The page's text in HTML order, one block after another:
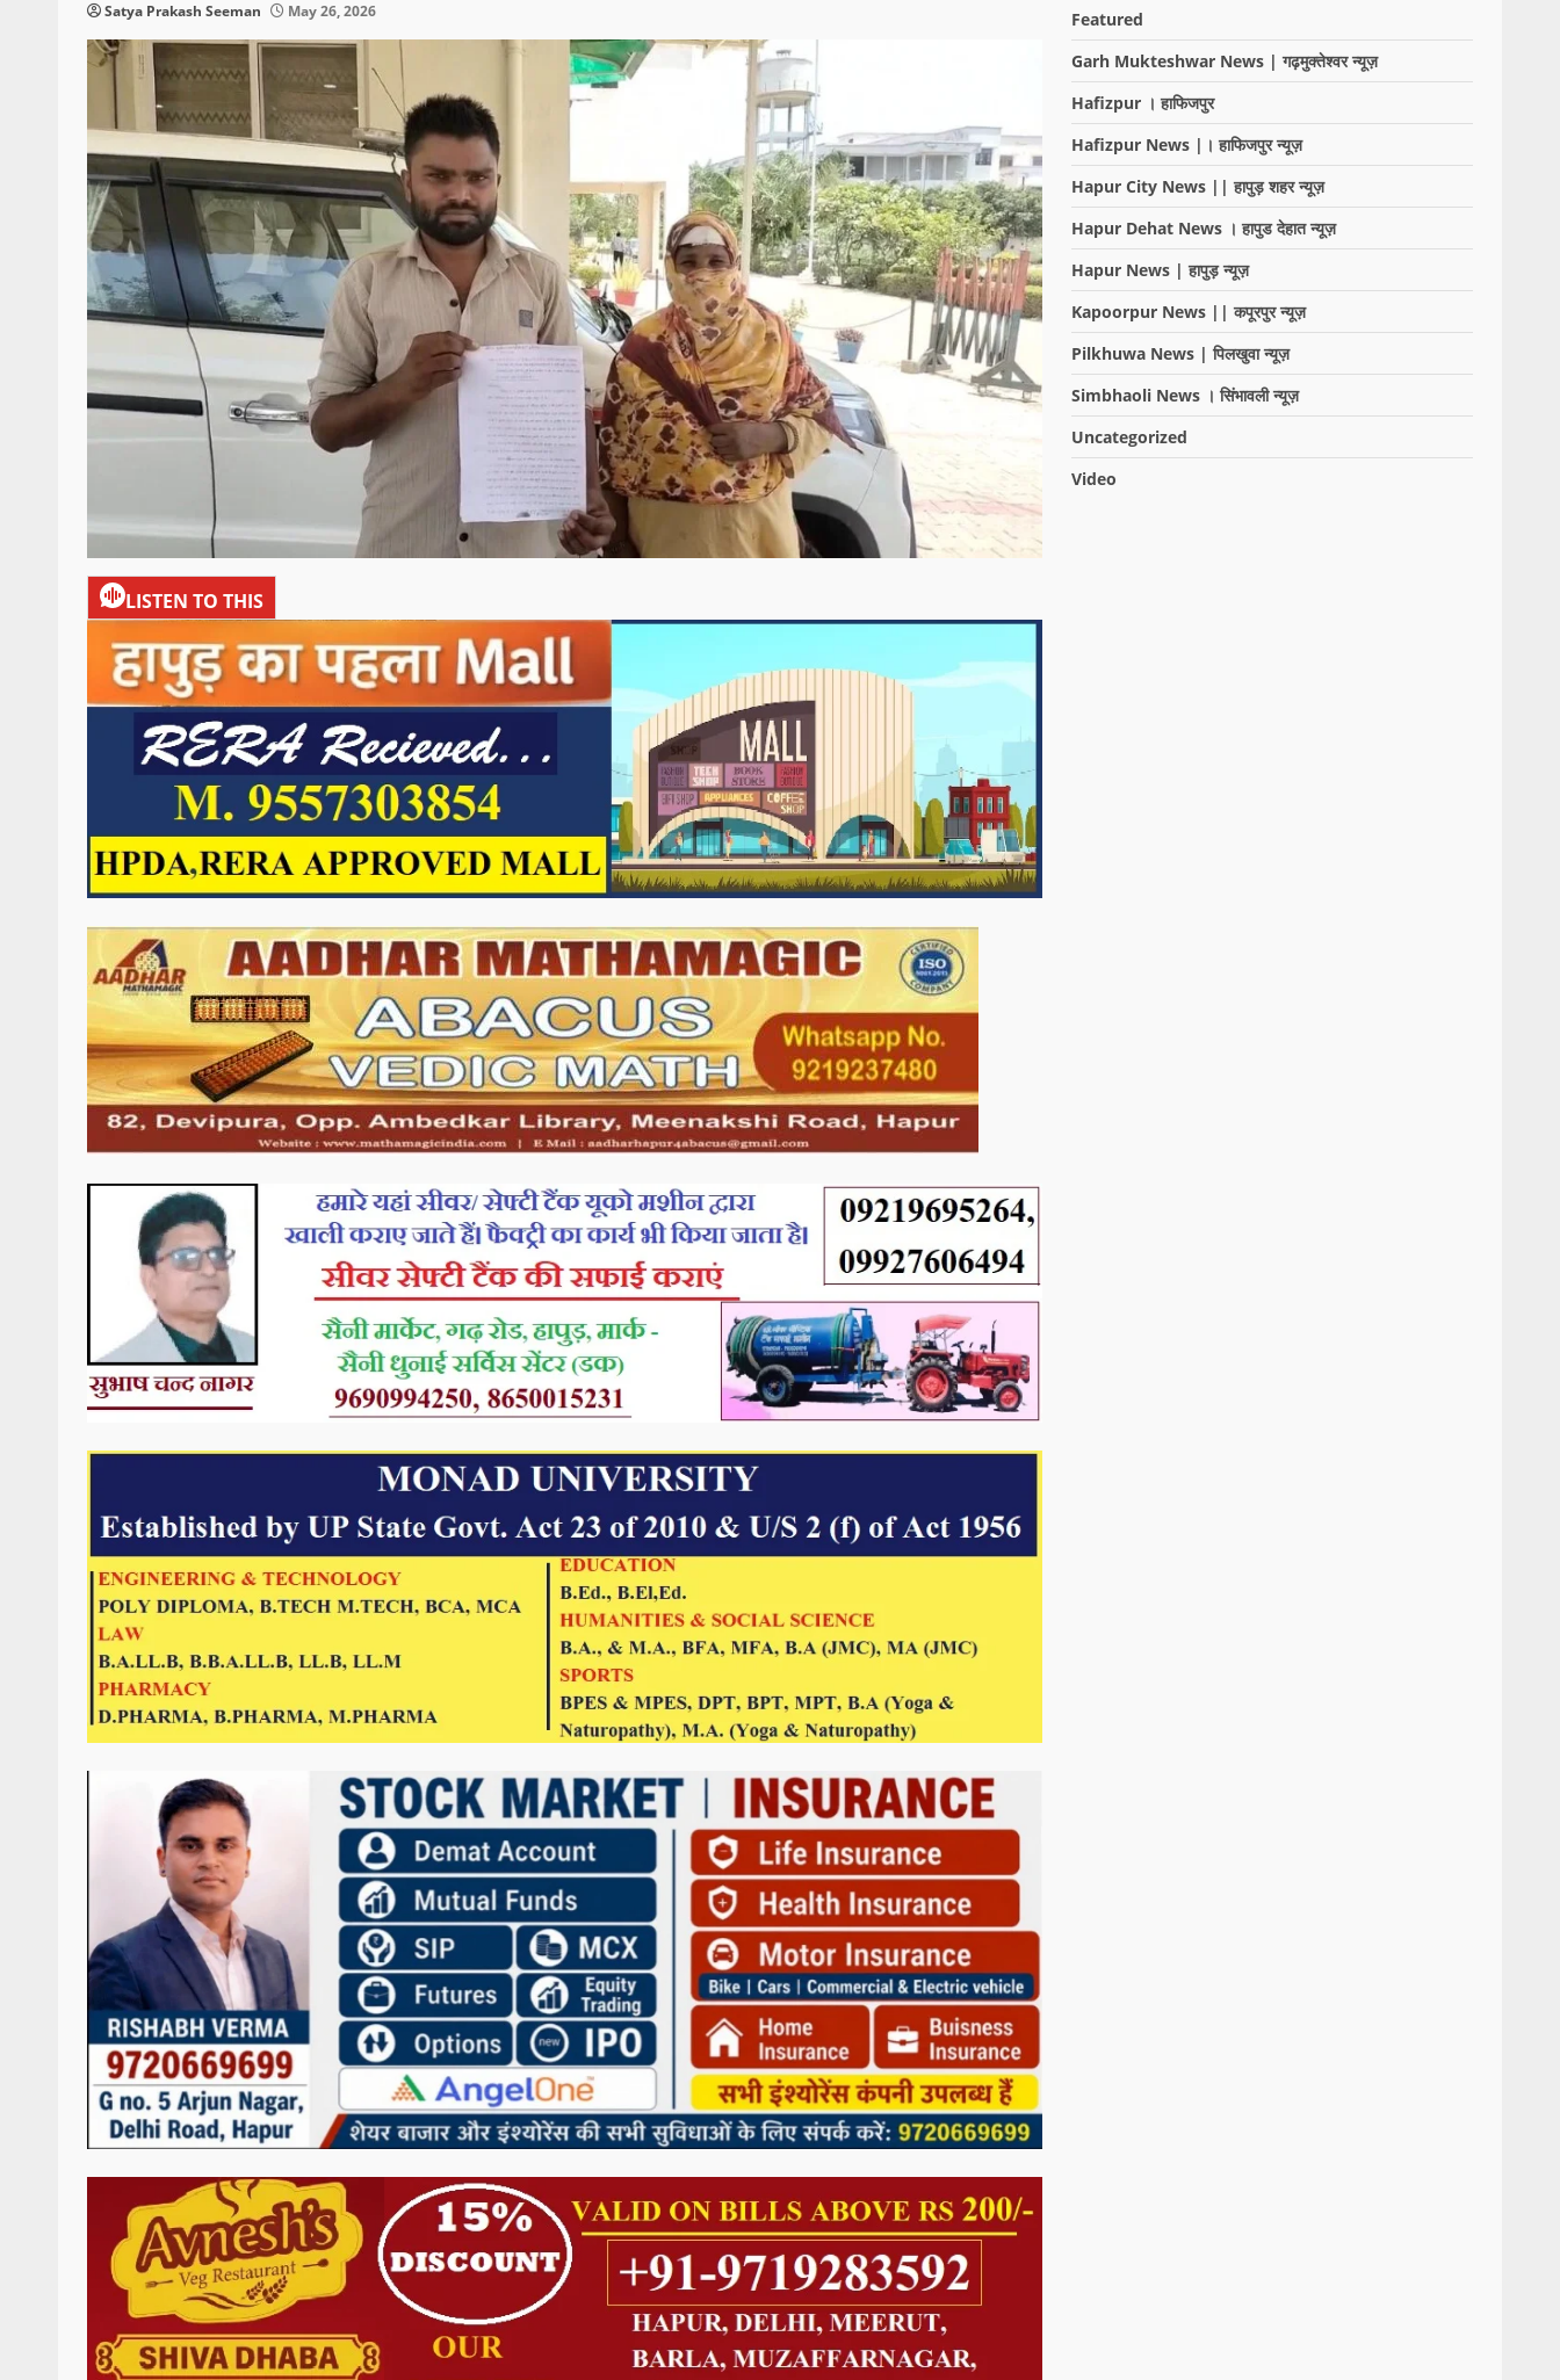
Satya Prakash Seeman May 26, 2026
LISTEN TO THIS
Featured
Garh Mukteshwar News | गढ़मुक्तेश्वर न्यूज़
Hafizpur । हाफिजपुर
Hafizpur News |। हाफिजपुर न्यूज़
Hapur City News || हापुड़ शहर न्यूज़
Hapur Dehat News । हापुड देहात न्यूज़
Hapur News | हापुड़ न्यूज़
Kapoorpur News || कपूरपुर न्यूज़
Pilkhuwa News | पिलखुवा न्यूज़
Simbhaoli News । सिंभावली न्यूज़
Uncategorized
Video